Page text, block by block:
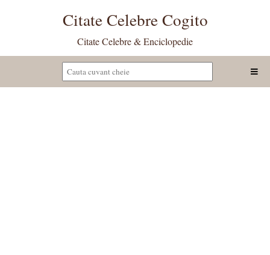
Citate Celebre Cogito
Citate Celebre & Enciclopedie